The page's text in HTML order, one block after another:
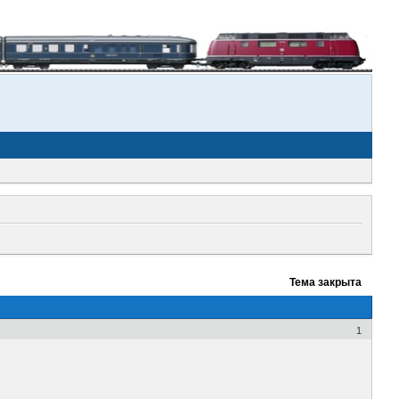
Тема закрыта
1